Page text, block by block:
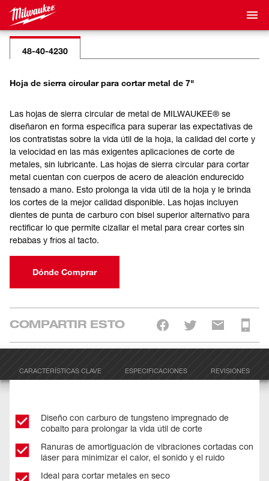
48-40-4230
Hoja de sierra circular para cortar metal de 7"
Las hojas de sierra circular de metal de MILWAUKEE® se
diseñaron en forma específica para superar las expectativas de
los contratistas sobre la vida útil de la hoja, la calidad del corte y
la velocidad en las más exigentes aplicaciones de corte de
metales, sin lubricante. Las hojas de sierra circular para cortar
metal cuentan con cuerpos de acero de aleación endurecido
tensado a mano. Esto prolonga la vida útil de la hoja y le brinda
los cortes de la mejor calidad disponible. Las hojas incluyen
dientes de punta de carburo con bisel superior alternativo para
rectificar lo que permite cizallar el metal para crear cortes sin
rebabas y fríos al tacto.
Dónde Comprar
COMPARTIR ESTO
CARACTERÍSTICAS CLAVE ESPECIFICACIONES REVISIONES
Diseño con carburo de tungsteno impregnado de
cobalto para prolongar la vida útil de corte
Ranuras de amortiguación de vibraciones cortadas con
láser para minimizar el calor, el sonido y el ruido
Ideal para cortar metales en seco